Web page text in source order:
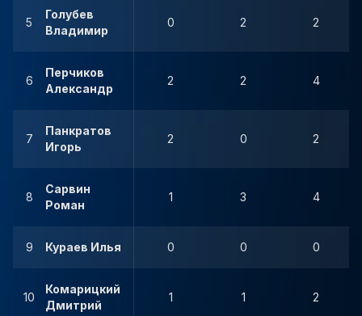
5
Голубев
Владимир
0 2 2
6
Перчиков
Александр
2 2 4
7
Панкратов
Игорь
2 0 2
8
Сарвин
Роман
1 3 4
9 Кураев Илья 0 0 0
10
Комарицкий
Дмитрий
1 1 2